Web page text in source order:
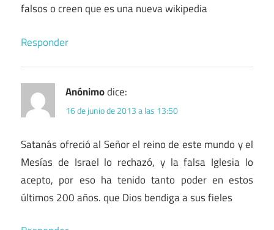
falsos o creen que es una nueva wikipedia
Responder
Anónimodice:
16 de junio de 2013 a las 13:50
Satanás ofreció al Señor el reino de este mundo y el
Mesías de Israel lo rechazó, y la falsa Iglesia lo
acepto, por eso ha tenido tanto poder en estos
últimos 200 años. que Dios bendiga a sus fieles